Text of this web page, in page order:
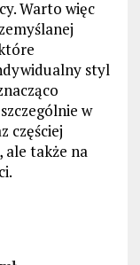
Warto więc
styl
w
częściej
ale także na